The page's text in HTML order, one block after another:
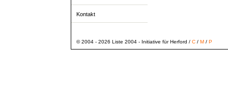
Kontakt
© 2004 - 2026 Liste 2004 - Initiative für Herford / C/ M/ P